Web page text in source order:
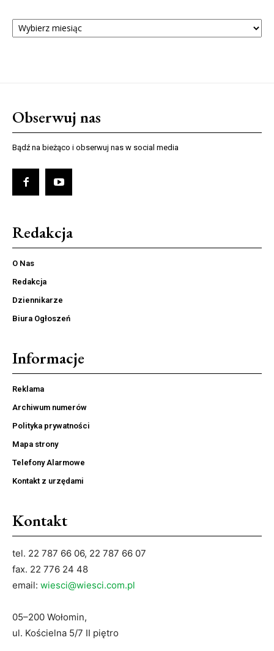
ARCHIWUM
NUMERÓW
Obserwuj nas
Bądź na bieżąco i obserwuj nas w social media
Redakcja
O Nas
Redakcja
Dziennikarze
Biura Ogłoszeń
Informacje
Reklama
Archiwum numerów
Polityka prywatności
Mapa strony
Telefony Alarmowe
Kontakt z urzędami
Kontakt
tel. 22 787 66 06, 22 787 66 07
fax. 22 776 24 48
email: wiesci@wiesci.com.pl
05–200 Wołomin,
ul. Kościelna 5/7 II piętro